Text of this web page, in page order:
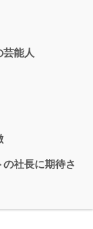
芸能人
社長に期待さ